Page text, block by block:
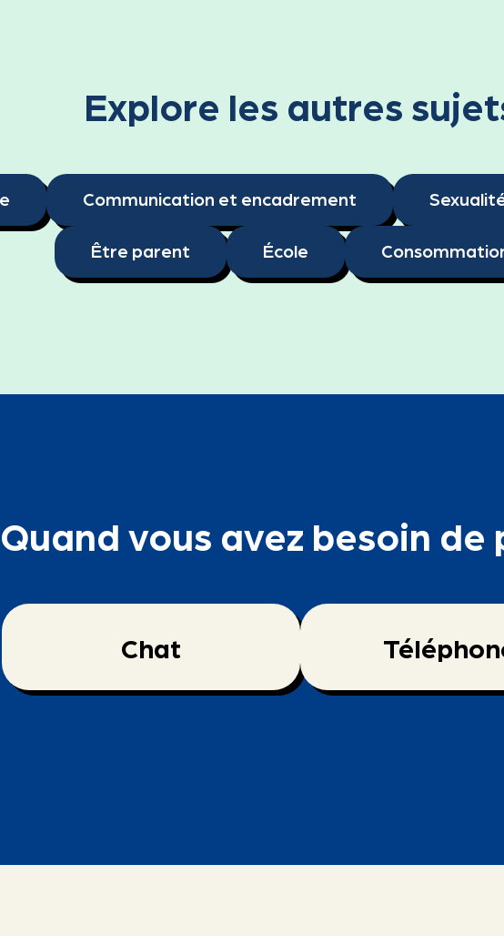
Explore les autres
Communication et encadrement
Être parent École
Quand vous avez besoin de
Chat